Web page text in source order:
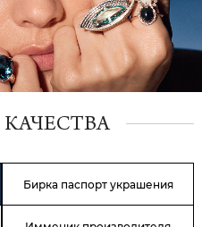
Бирка паспорт украшения